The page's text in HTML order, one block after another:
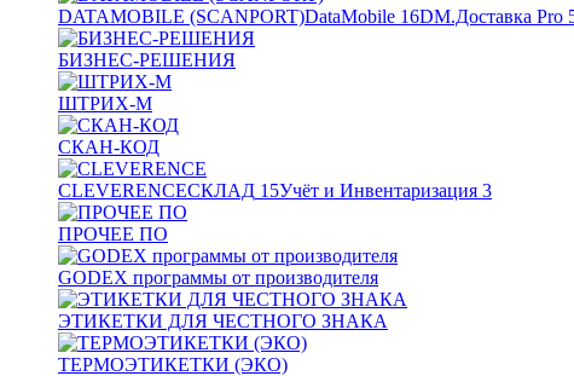
DATAMOBILE (SCANPORT)DataMobile 16DM.Доставка Pro
БИЗНЕС-РЕШЕНИЯ
ШТРИХ-М
СКАН-КОД
CLEVERENCEСКЛАД 15Учёт и Инвентаризация 3
ПРОЧЕЕ ПО
GODEX программы от производителя
ЭТИКЕТКИ ДЛЯ ЧЕСТНОГО ЗНАКА
ТЕРМОЭТИКЕТКИ (ЭКО)